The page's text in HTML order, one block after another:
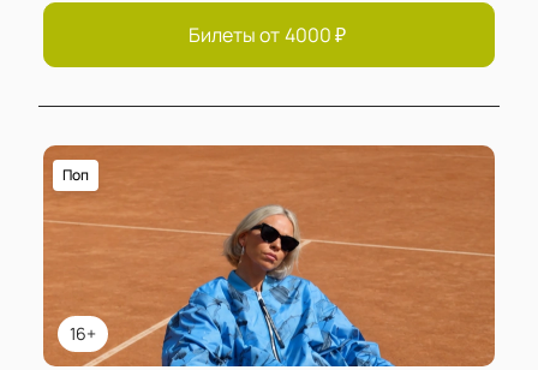
Билеты от 4000₽
16+
Поп